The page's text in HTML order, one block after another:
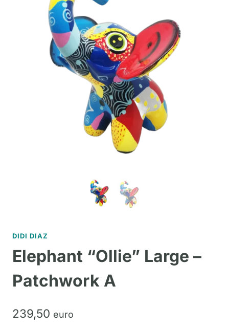
DIDI DIAZ
Elephant “Ollie” Large –
Patchwork A
239,50 euro